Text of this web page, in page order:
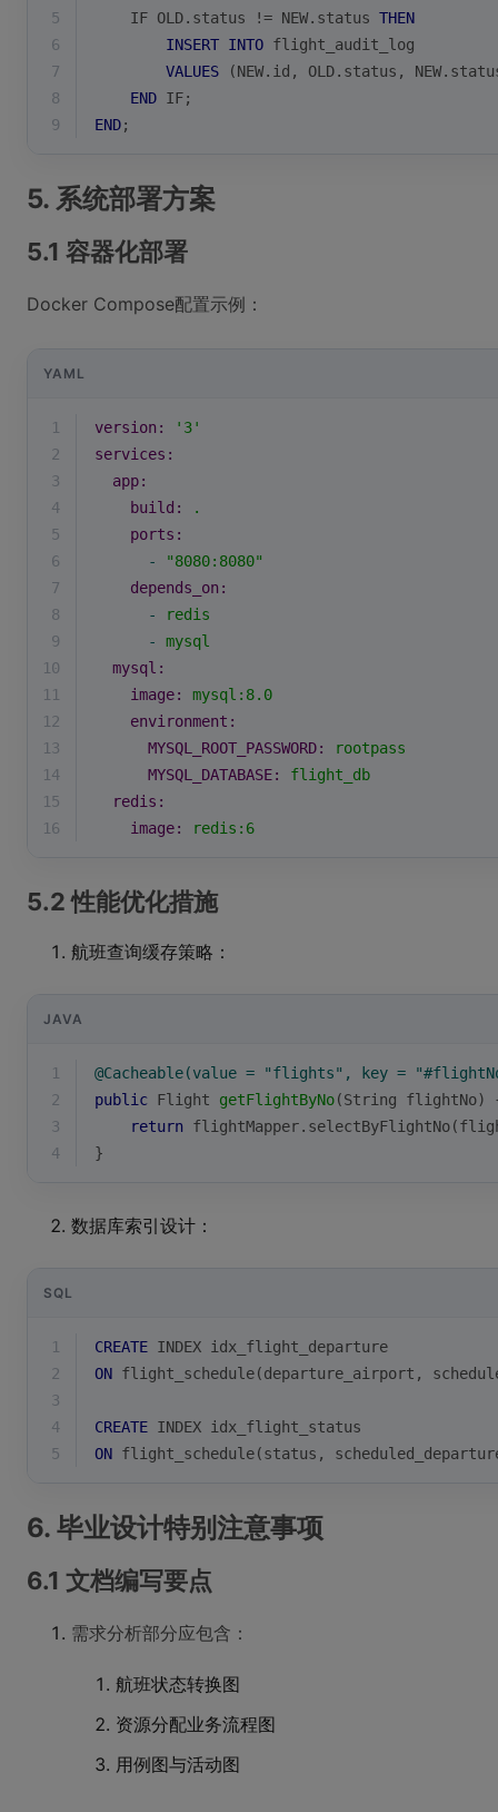
5
    IF OLD.status
!= NEW.status THEN
6
INSERT INTO flight_audit_log
7
VALUES (NEW.id, OLD.status,
8
END IF;
9
END;
5. 系统部署方案
5.1 容器化部署
Docker Compose配置示例：
YAML
1 version:
'3'
2
services:
3
app:
4
build:
.
5
ports:
6
-
"8080:8080"
7
depends_on:
8
-
redis
9
-
mysql
10
mysql:
11
image:
mysql:8.0
12
environment:
13
MYSQL_ROOT_PASSWORD:
rootpass
14
MYSQL_DATABASE:
flight_db
15
redis:
16
image: redis:6
5.2 性能优化措施
航班查询缓存策略：
JAVA
1
@Cacheable(value = "flights", key =
2
public Flight getFlightByNo(String flightNo)
3
return
4
}
数据库索引设计：
SQL
1 CREATE INDEX idx_flight_departure
2
ON flight_schedule(departure_airport,
3
4
CREATE INDEX idx_flight_status
5
ON flight_schedule(status,
6. 毕业设计特别注意事项
6.1 文档编写要点
需求分析部分应包含：
航班状态转换图
资源分配业务流程图
用例图与活动图